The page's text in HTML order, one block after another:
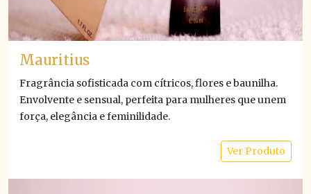
Mauritius
Fragrância sofisticada com cítricos, flores e baunilha.
Envolvente e sensual, perfeita para mulheres que unem
força, elegância e feminilidade.
Ver Produto